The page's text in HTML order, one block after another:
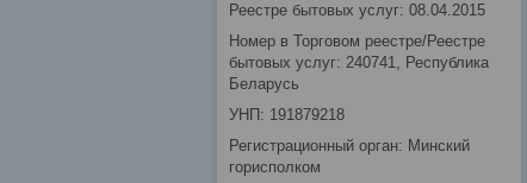
Реестре бытовых услуг: 08.04.2015
Номер в Торговом реестре/Реестре
бытовых услуг: 240741, Республика
Беларусь
УНП: 191879218
Регистрационный орган: Минский
горисполком